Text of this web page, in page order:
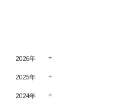
2026年
2025年
2024年